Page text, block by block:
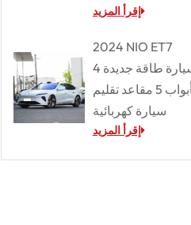
إقرأ المزيد
2024 NIO ET7
سيارة طاقة جديدة 4
أبواب 5 مقاعد تقليم
سيارة كهربائية
إقرأ المزيد